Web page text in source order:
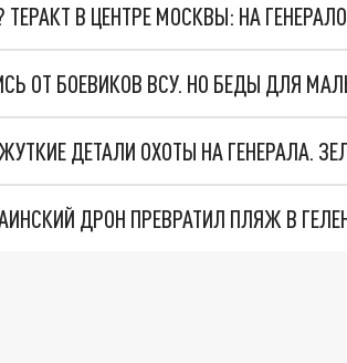
В ЦЕНТРЕ МОСКВЫ: НА
ОТ БОЕВИКОВ ВСУ. НО БЕДЫ ДЛЯ
ДРОН ПРЕВРАТИЛ ПЛЯЖ В